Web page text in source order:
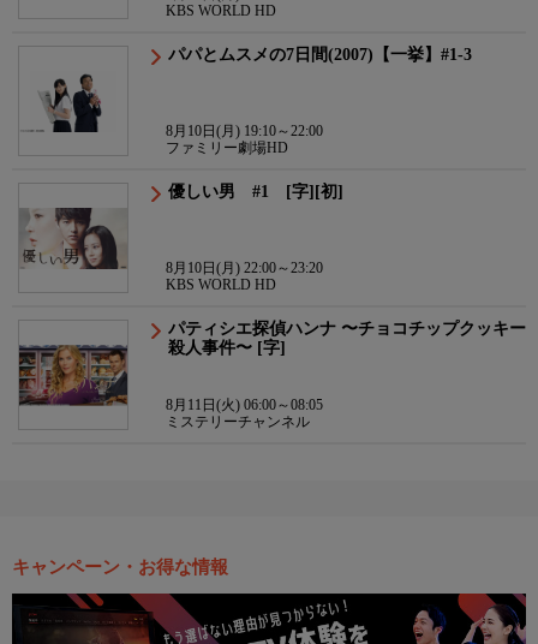
KBS WORLD HD
パパとムスメの7日間(2007)【一挙】#1-3
8月10日(月) 19:10～22:00
ファミリー劇場HD
優しい男 #1 [字][初]
8月10日(月) 22:00～23:20
KBS WORLD HD
パティシエ探偵ハンナ 〜チョコチップクッキー
殺人事件〜 [字]
8月11日(火) 06:00～08:05
ミステリーチャンネル
キャンペーン・お得な情報